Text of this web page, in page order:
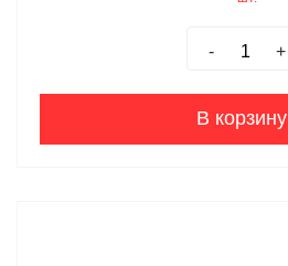
- +
В корзину